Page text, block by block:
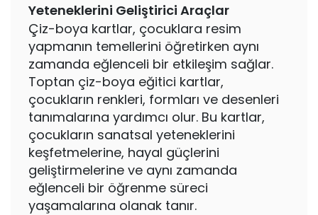
Yeteneklerini Geliştirici Araçlar
Çiz-boya kartlar, çocuklara resim
yapmanın temellerini öğretirken aynı
zamanda eğlenceli bir etkileşim sağlar.
Toptan çiz-boya eğitici kartlar,
çocukların renkleri, formları ve desenleri
tanımalarına yardımcı olur. Bu kartlar,
çocukların sanatsal yeteneklerini
keşfetmelerine, hayal güçlerini
geliştirmelerine ve aynı zamanda
eğlenceli bir öğrenme süreci
yaşamalarına olanak tanır.